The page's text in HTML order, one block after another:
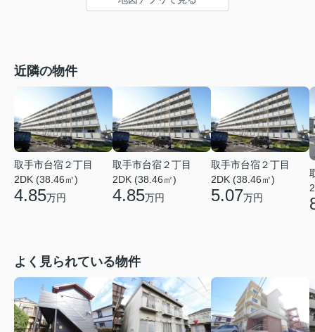
近隣の物件
取手市台宿２丁目
2DK (38.46㎡)
4.85万円
取手市台宿２丁目
2DK (38.46㎡)
4.85万円
取手市台宿２丁目
2DK (38.46㎡)
5.07万円
よく見られている物件